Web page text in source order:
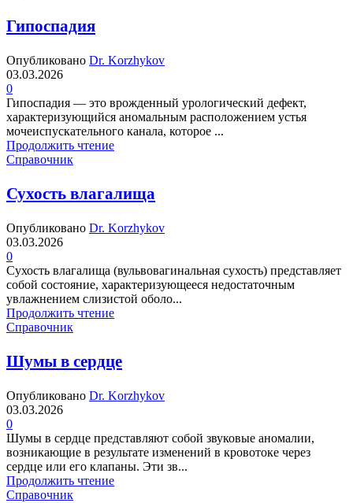
Гипоспадия
Опубликовано Dr. Korzhykov
03.03.2026
0
Гипоспадия — это врожденный урологический дефект,
характеризующийся аномальным расположением устья
мочеиспускательного канала, которое ...
Продолжить чтение
Справочник
Сухость влагалища
Опубликовано Dr. Korzhykov
03.03.2026
0
Сухость влагалища (вульвовагинальная сухость) представляет
собой состояние, характеризующееся недостаточным
увлажнением слизистой оболо...
Продолжить чтение
Справочник
Шумы в сердце
Опубликовано Dr. Korzhykov
03.03.2026
0
Шумы в сердце представляют собой звуковые аномалии,
возникающие в результате изменений в кровотоке через
сердце или его клапаны. Эти зв...
Продолжить чтение
Справочник